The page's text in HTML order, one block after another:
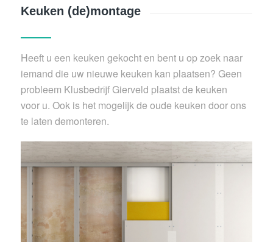
Keuken (de)montage
Heeft u een keuken gekocht en bent u op zoek naar
iemand die uw nieuwe keuken kan plaatsen? Geen
probleem Klusbedrijf Gierveld plaatst de keuken
voor u. Ook is het mogelijk de oude keuken door ons
te laten demonteren.